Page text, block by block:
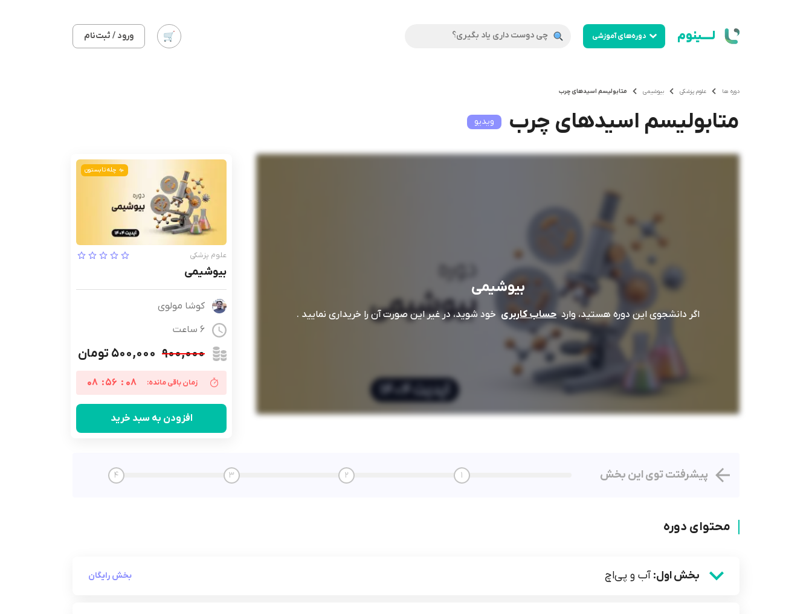
لــــینوم دوره‌های آموزشی ورود / ثبت‌نام
دوره ها علوم پزشکی بیوشیمی متابولیسم اسیدهای چرب
متابولیسم اسیدهای چرب ویدیو
بیوشیمی
اگر دانشجوی این دوره هستید، وارد حساب کاربری خود شوید، در غیر این صورت آن را خریداری نمایید .
چله تابستون
علوم پزشکی
بیوشیمی
کوشا مولوی
6 ساعت
۹۰۰,۰۰۰ ۵۰۰,۰۰۰ تومان
زمان باقی مانده: 08
:
56
:
08
افزودن به سبد خرید
پیشرفتت توی این بخش 1
2
3
4
محتوای دوره
بخش اول: آب و پی‌اچ بخش رایگان